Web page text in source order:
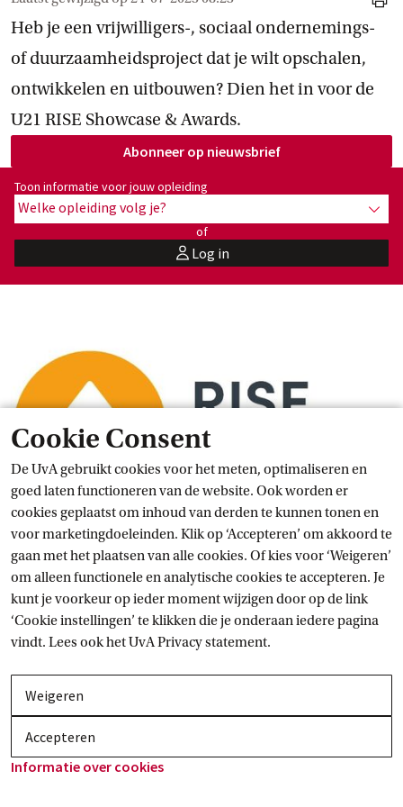
Cookie Consent
De UvA gebruikt cookies voor het meten, optimaliseren en
goed laten functioneren van de website. Ook worden er
cookies geplaatst om inhoud van derden te kunnen tonen en
voor marketingdoeleinden. Klik op ‘Accepteren’ om akkoord te
gaan met het plaatsen van alle cookies. Of kies voor ‘Weigeren’
om alleen functionele en analytische cookies te accepteren. Je
kunt je voorkeur op ieder moment wijzigen door op de link
‘Cookie instellingen’ te klikken die je onderaan iedere pagina
vindt. Lees ook hetUvA Privacy statement.
Weigeren
Accepteren
Informatie over cookies
print
Heb je een vrijwilligers-, sociaal ondernemings-
of duurzaamheidsproject dat je wilt opschalen,
ontwikkelen en uitbouwen? Dien het in voor de
U21 RISE Showcase & Awards.
Abonneer op nieuwsbrief
Toon informatie voor opleiding:
Toon informatie voor jouw opleiding
Welke opleiding volg je? toon
of
userLog in
Er is meer informatie beschikbaar over dit onderwerp, maar
alleen in het Engels. Klik daarom op de taalswitch rechtsboven
en lees verder.
Kijk ook bij
U21 Sustainable Micro-internships Externe link
U21 Global Citizens Programme Externe link